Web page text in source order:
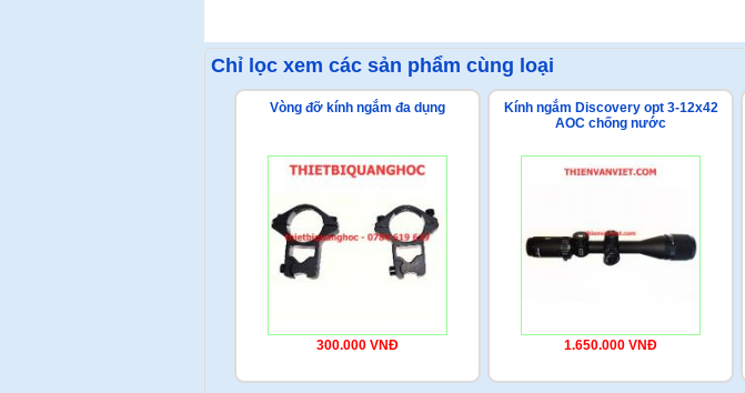
Chỉ lọc xem các sản phẩm cùng loại
Vòng đỡ kính ngắm đa dụng
300.000 VNĐ
Kính ngắm Discovery opt 3-12x42
AOC chống nước
1.650.000 VNĐ